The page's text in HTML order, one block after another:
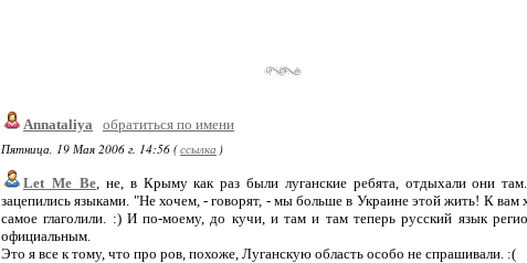
Annataliya
обратиться по имени
Пятница, 19 Мая 2006 г. 14:56 (ссылка )
Let_Me_Be, не, в Крыму как раз были луганские ребята, отдыхали они
зацепились языками. "Не хочем, - говорят, - мы больше в Украине этой жить! К
самое глаголили. :) И по-моему, до кучи, и там и там теперь русский язык
официальным.
Это я все к тому, что про ров, похоже, Луганскую область особо не спрашивали. :(